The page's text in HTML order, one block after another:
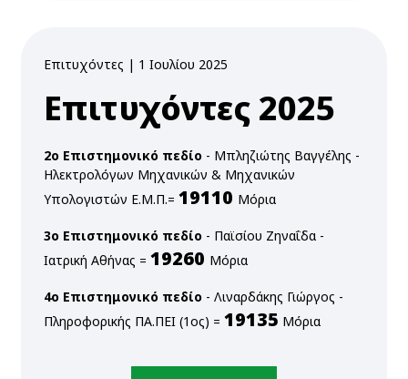
Επιτυχόντες | 1 Ιουλίου 2025
Επιτυχόντες 2025
2ο Επιστημονικό πεδίο - Μπληζιώτης Βαγγέλης -
Ηλεκτρολόγων Μηχανικών & Μηχανικών
Υπολογιστών Ε.Μ.Π.= 19110 Μόρια
3ο Επιστημονικό πεδίο - Παϊσίου Ζηναΐδα -
Ιατρική Αθήνας = 19260 Μόρια
4ο Επιστημονικό πεδίο - Λιναρδάκης Γιώργος -
Πληροφορικής ΠΑ.ΠΕΙ (1ος) = 19135 Μόρια